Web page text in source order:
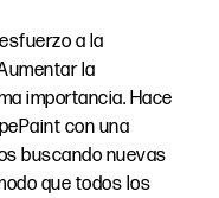
a la
la
importancia. Hace
con una
buscando nuevas
que todos los